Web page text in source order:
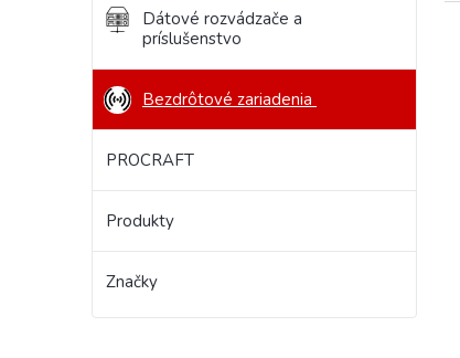
Dátové rozvádzače a
príslušenstvo
Bezdrôtové zariadenia
PROCRAFT
Produkty
Značky